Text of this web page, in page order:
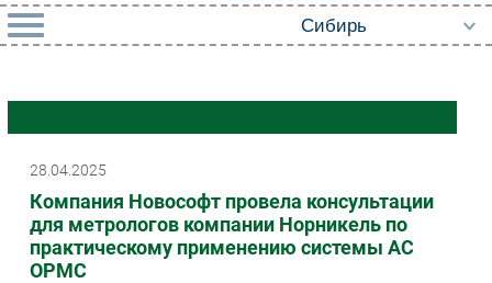
Импорто­замещение
Автоматизация Промышленности
Мобильная связь
Фиксированная связь
28.04.2025
Компания Новософт провела консультации
для метрологов компании Норникель по
практическому применению системы АС
ОРМС